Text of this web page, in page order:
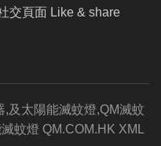
交頁面 Like & share
及太陽能滅蚊燈,QM滅蚊
蚊燈 QM.COM.HK XML